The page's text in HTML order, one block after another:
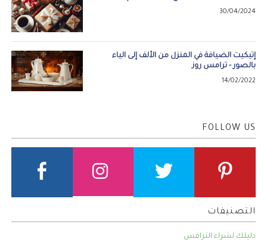
30/04/2024
إتيكيت الضيافة في المنزل من الألف إلى الياء
بالصور - ترامس روز
14/02/2022
FOLLOW US
التصنيفات
دليلك لشراء الترامس